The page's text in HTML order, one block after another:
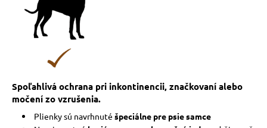
Spoľahlivá ochrana pri inkontinencii, značkovaní alebo
močení zo vzrušenia.
Plienky sú navrhnutéšpeciálne pre psie samce